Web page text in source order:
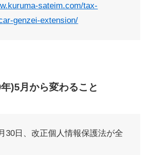
sateim.com/tax-
genzei-extension/
)5月から変わること
30日、改正個人情報保護法が全